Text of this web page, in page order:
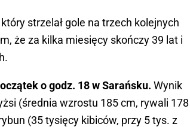
strzelał gole na trzech kolejnych
że za kilka miesięcy skończy 39 lat i
o godz. 18 w Sarańsku. Wynik
(średnia wzrostu 185 cm, rywali 178
(35 tysięcy kibiców, przy 5 tys. z